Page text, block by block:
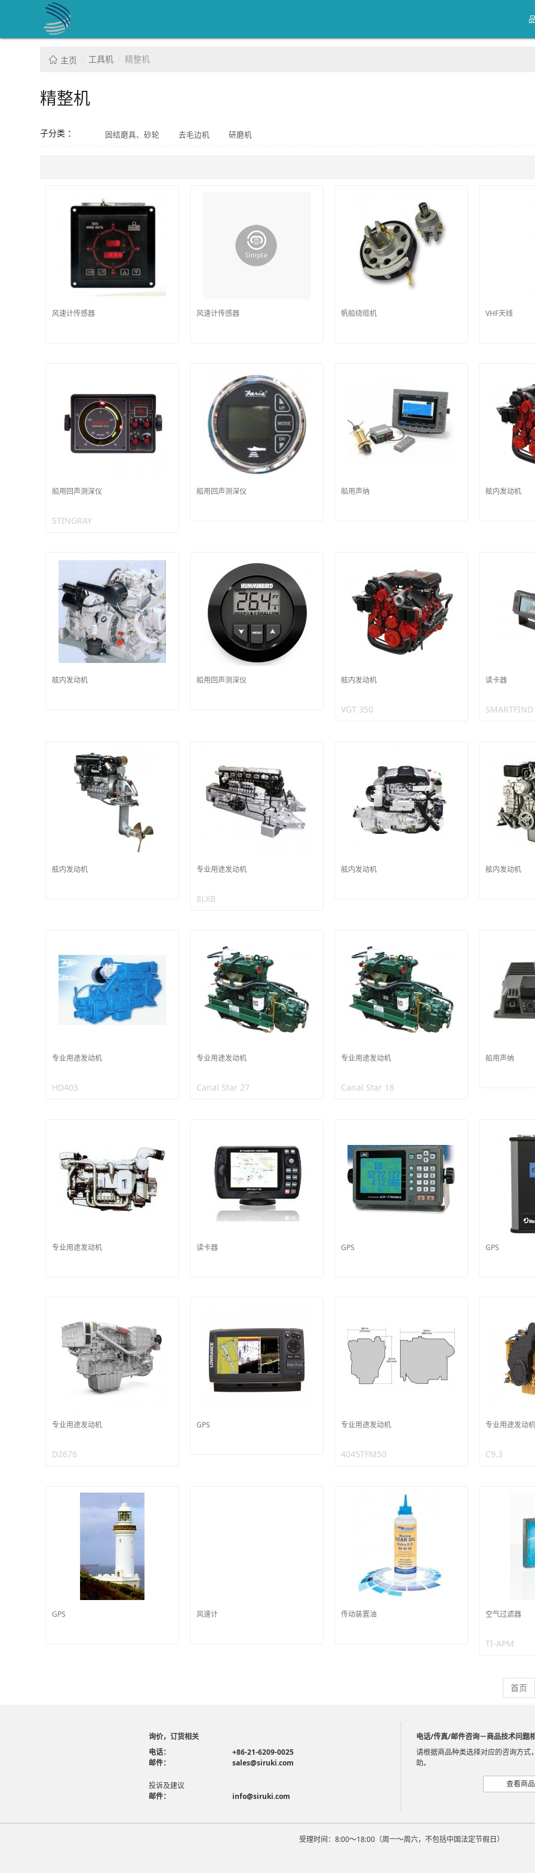
主页 工具机 精整机
精整机
子分类 ： 固结磨具、砂轮 去毛边机 研磨机
风速计传感器 风速计传感器 帆船绕缆机 VHF天线
船用回声测深仪
STINGRAY
船用回声测深仪 船用声纳 舷内发动机
舷内发动机 船用回声测深仪 舷内发动机
VGT 350
读卡器
舷内发动机 专业用途发动机
8LXB
舷内发动机 舷内发动机
专业用途发动机
HD403
专业用途发动机
Canal Star 27
专业用途发动机
Canal Star 18
船用声纳
专业用途发动机 读卡器 GPS GPS
专业用途发动机
D2676
GPS 专业用途发动机
4045TFM50
专业用途发动机
C9.3
GPS 风速计 传动装置油 空气过滤器
TI-APM
首页
询价，订货相关
电话：
+86-21-6209-0025
邮件：
sales@siruki.com
投诉及建议
邮件：
info@siruki.com
电话/传真/邮件咨询－商品技术问题
请根据商品种类选择对应的咨询方
助。
查看商
受理时间：8:00～18:00（周一～周六，不包括中国法定节假日）